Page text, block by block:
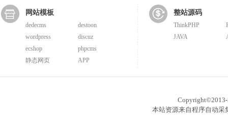
网站模板
dedecms
destoon
wordpress
discuz
ecshop
phpcms
静态网页
APP
整站源码
ThinkPHP
JAVA
Copyright©2013-
本站资源来自程序自动采